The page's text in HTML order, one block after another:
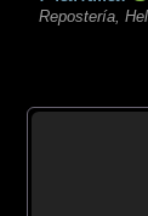
Repostería,